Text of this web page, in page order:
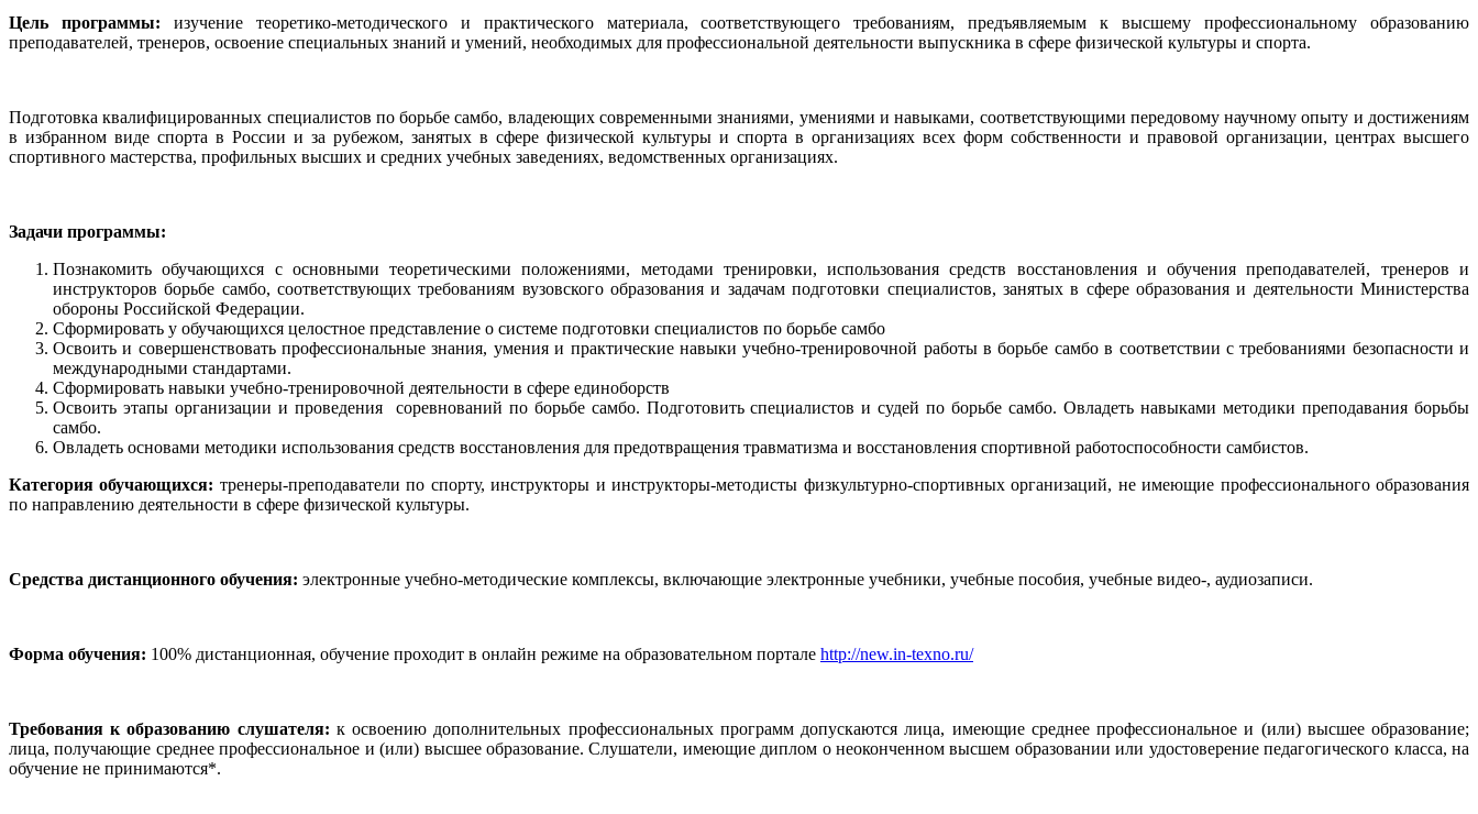
Цель программы: изучение теоретико-методического и практического материала, соответствующего требованиям, предъявляемым к высшему профессиональному образованию
преподавателей, тренеров, освоение специальных знаний и умений, необходимых для профессиональной деятельности выпускника в сфере физической культуры и спорта.
Подготовка квалифицированных специалистов по борьбе самбо, владеющих современными знаниями, умениями и навыками, соответствующими передовому научному опыту и достижениям
в избранном виде спорта в России и за рубежом, занятых в сфере физической культуры и спорта в организациях всех форм собственности и правовой организации, центрах высшего
спортивного мастерства, профильных высших и средних учебных заведениях, ведомственных организациях.
Задачи программы:
Познакомить обучающихся с основными теоретическими положениями, методами тренировки, использования средств восстановления и обучения преподавателей, тренеров и
инструкторов борьбе самбо, соответствующих требованиям вузовского образования и задачам подготовки специалистов, занятых в сфере образования и деятельности Министерства
обороны Российской Федерации.
Сформировать у обучающихся целостное представление о системе подготовки специалистов по борьбе самбо
Освоить и совершенствовать профессиональные знания, умения и практические навыки учебно-тренировочной работы в борьбе самбо в соответствии с требованиями безопасности и
международными стандартами.
Сформировать навыки учебно-тренировочной деятельности в сфере единоборств
Освоить этапы организации и проведения соревнований по борьбе самбо. Подготовить специалистов и судей по борьбе самбо. Овладеть навыками методики преподавания борьбы
самбо.
Овладеть основами методики использования средств восстановления для предотвращения травматизма и восстановления спортивной работоспособности самбистов.
Категория обучающихся: тренеры-преподаватели по спорту, инструкторы и инструкторы-методисты физкультурно-спортивных организаций, не имеющие профессионального образования
по направлению деятельности в сфере физической культуры.
Средства дистанционного обучения: электронные учебно-методические комплексы, включающие электронные учебники, учебные пособия, учебные видео-, аудиозаписи.
Форма обучения: 100% дистанционная, обучение проходит в онлайн режиме на образовательном портале http://new.in-texno.ru/
Требования к образованию слушателя: к освоению дополнительных профессиональных программ допускаются лица, имеющие среднее профессиональное и (или) высшее образование;
лица, получающие среднее профессиональное и (или) высшее образование. Слушатели, имеющие диплом о неоконченном высшем образовании или удостоверение педагогического класса, на
обучение не принимаются*.